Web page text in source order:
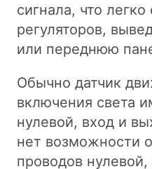
сигнала, что
регуляторов,
или переднюю
Обычно датчик
включения света
нулевой, вход и
нет возможности
проводов